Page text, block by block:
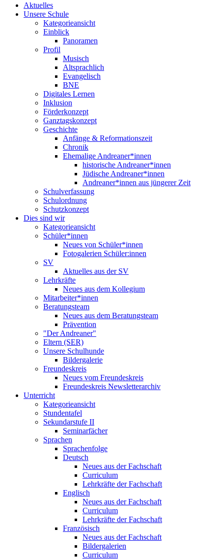
Aktuelles
Unsere Schule
Kategorieansicht
Einblick
Panoramen
Profil
Musisch
Altsprachlich
Evangelisch
BNE
Digitales Lernen
Inklusion
Förderkonzept
Ganztagskonzept
Geschichte
Anfänge & Reformationszeit
Chronik
Ehemalige Andreaner*innen
historische Andreaner*innen
Jüdische Andreaner*innen
Andreaner*innen aus jüngerer Zeit
Schulverfassung
Schulordnung
Schutzkonzept
Dies sind wir
Kategorieansicht
Schüler*innen
Neues von Schüler*innen
Fotogalerien Schüler:innen
SV
Aktuelles aus der SV
Lehrkräfte
Neues aus dem Kollegium
Mitarbeiter*innen
Beratungsteam
Neues aus dem Beratungsteam
Prävention
"Der Andreaner"
Eltern (SER)
Unsere Schulhunde
Bildergalerie
Freundeskreis
Neues vom Freundeskreis
Freundeskreis Newsletterarchiv
Unterricht
Kategorieansicht
Stundentafel
Sekundarstufe II
Seminarfächer
Sprachen
Sprachenfolge
Deutsch
Neues aus der Fachschaft
Curriculum
Lehrkräfte der Fachschaft
Englisch
Neues aus der Fachschaft
Curriculum
Lehrkräfte der Fachschaft
Französisch
Neues aus der Fachschaft
Bildergalerien
Curriculum